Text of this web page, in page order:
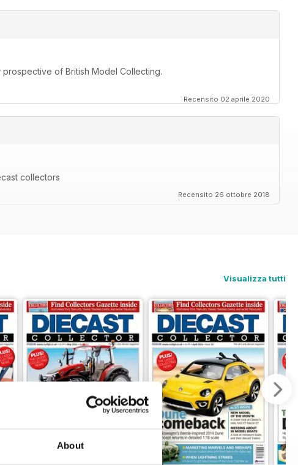
About
of British Model Collecting.
Recensito 02 aprile 2020
collectors
Recensito 26 ottobre 2018
Visualizza tutti